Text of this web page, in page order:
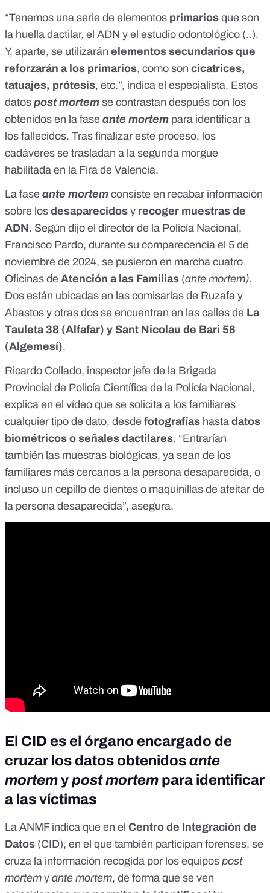
“Tenemos una serie de elementos primarios que son
la huella dactilar, el ADN y el estudio odontológico (..).
Y, aparte, se utilizarán elementos secundarios que
reforzarán a los primarios, como son cicatrices,
tatuajes, prótesis, etc.”, indica el especialista. Estos
datos post mortem se contrastan después con los
obtenidos en la fase ante mortem para identificar a
los fallecidos. Tras finalizar este proceso, los
cadáveres se trasladan a la segunda morgue
habilitada en la Fira de Valencia.
La fase ante mortem consiste en recabar información
sobre los desaparecidos y recoger muestras de
ADN. Según dijo el director de la Policía Nacional ,
Francisco Pardo, durante su comparecencia el 5 de
noviembre de 2024, se pusieron en marcha cuatro
Oficinas de Atención a las Familias (ante mortem).
Dos están ubicadas en las comisarías de Ruzafa y
Abastos y otras dos se encuentran en las calles de La
Tauleta 38 (Alfafar) y Sant Nicolau de Bari 56
(Algemesí).
Ricardo Collado, inspector jefe de la Brigada
Provincial de Policía Científica de la Policía Nacional,
explica en el vídeo que se solicita a los familiares
cualquier tipo de dato, desde fotografías hasta datos
biométricos o señales dactilares. “Entrarían
también las muestras biológicas, ya sean de los
familiares más cercanos a la persona desaparecida, o
incluso un cepillo de dientes o maquinillas de afeitar de
la persona desaparecida”, asegura.
El CID es el órgano encargado de
cruzar los datos obtenidosante
mortemypost mortem para identificar
a las víctimas
La ANMF indica que en el Centro de Integración de
Datos (CID), en el que también participan forenses, se
cruza la información recogida por los equipos post
mortem y ante mortem, de forma que se ven